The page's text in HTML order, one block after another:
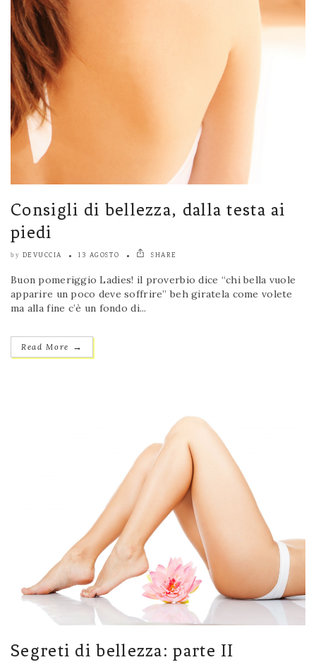
Consigli di bellezza, dalla testa ai
piedi
by DEVUCCIA 13 AGOSTO SHARE
Buon pomeriggio Ladies! il proverbio dice “chi bella vuole
apparire un poco deve soffrire” beh giratela come volete
ma alla fine c’è un fondo di...
Read More →
Segreti di bellezza: parte II